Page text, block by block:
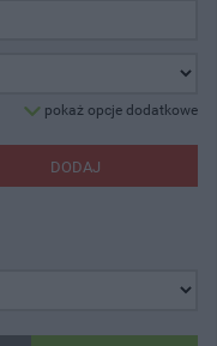
pokaż opcje dodatkowe
DODAJ